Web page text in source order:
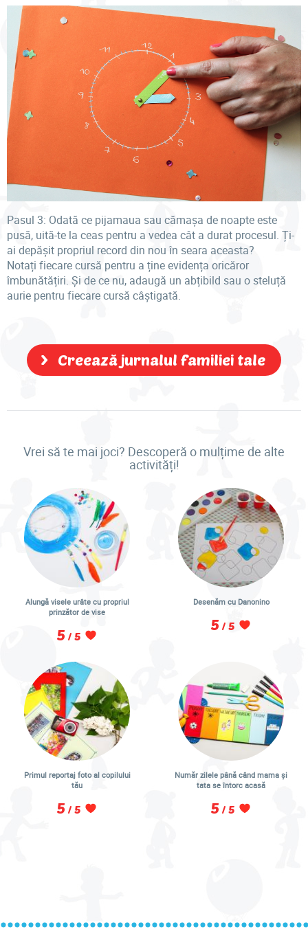
Pasul 3: Odată ce pijamaua sau cămașa de noapte este
pusă, uită-te la ceas pentru a vedea cât a durat procesul. Ți-
ai depășit propriul record din nou în seara aceasta?
Notați fiecare cursă pentru a ține evidența oricăror
îmbunătățiri. Și de ce nu, adaugă un abțibild sau o steluță
aurie pentru fiecare cursă câștigată.
Creează jurnalul familiei tale
Vrei să te mai joci? Descoperă o mulțime de alte
activități!
Alungă visele urâte cu propriul
prinzător de vise
5 / 5
Desenăm cu Danonino
5 / 5
Primul reportaj foto al copilului
tău
5 / 5
Număr zilele până când mama și
tata se întorc acasă
5 / 5